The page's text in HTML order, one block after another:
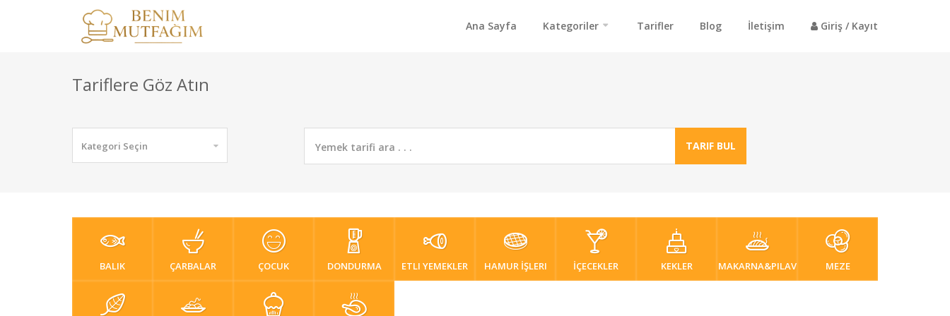
Ana Sayfa Kategoriler Tarifler Blog İletişim Giriş / Kayıt
Tariflere Göz Atın
Kategori Seçin TARIF BUL
BALIK ÇARBALAR ÇOCUK DONDURMA ETLI YEMEKLER HAMUR İŞLERI İÇECEKLER KEKLER MAKARNA&PILAV MEZE